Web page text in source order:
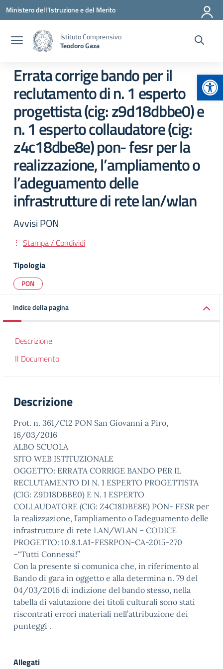
Vai ai contenuti
Vai al menu di navigazione
Vai al footer
Ministero dell'Istruzione e del Merito
Istituto Comprensivo
Teodoro Gaza
Errata corrige bando per il
reclutamento di n. 1 esperto
progettista (cig: z9d18dbbe0) e
n. 1 esperto collaudatore (cig:
z4c18dbe8e) pon- fesr per la
realizzazione, l’ampliamento o
l’adeguamento delle
infrastrutture di rete lan/wlan
Avvisi PON
Stampa / Condividi
Tipologia
PON
Indice della pagina
Descrizione
Il Documento
Descrizione
Prot. n. 361/C12 PON San Giovanni a Piro,
16/03/2016
ALBO SCUOLA
SITO WEB ISTITUZIONALE
OGGETTO: ERRATA CORRIGE BANDO PER IL
RECLUTAMENTO DI N. 1 ESPERTO PROGETTISTA
(CIG: Z9D18DBBE0) E N. 1 ESPERTO
COLLAUDATORE (CIG: Z4C18DBE8E) PON- FESR per
la realizzazione, l’ampliamento o l’adeguamento delle
infrastrutture di rete LAN/WLAN – CODICE
PROGETTO: 10.8.1.A1-FESRPON-CA-2015-270
–“Tutti Connessi!”
Con la presente si comunica che, in riferimento al
Bando di gara in oggetto e alla determina n. 79 del
04/03/2016 di indizione del bando stesso, nella
tabella di valutazione dei titoli culturali sono stati
riscontrati errori materiali nell’attribuzione dei
punteggi .
Allegati